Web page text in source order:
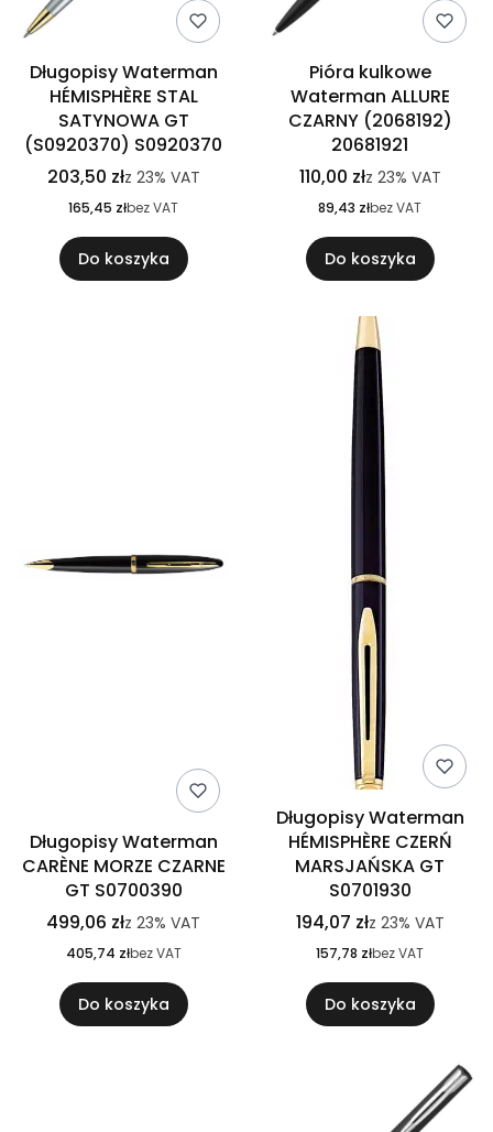
Długopisy Waterman
HÉMISPHÈRE STAL
SATYNOWA GT
(S0920370) S0920370
203,50 złz 23% VAT
165,45 złbez VAT
Do koszyka
Pióra kulkowe
Waterman ALLURE
CZARNY (2068192)
20681921
110,00 złz 23% VAT
89,43 złbez VAT
Do koszyka
Długopisy Waterman
CARÈNE MORZE CZARNE
GT S0700390
499,06 złz 23% VAT
405,74 złbez VAT
Do koszyka
Długopisy Waterman
HÉMISPHÈRE CZERŃ
MARSJAŃSKA GT
S0701930
194,07 złz 23% VAT
157,78 złbez VAT
Do koszyka